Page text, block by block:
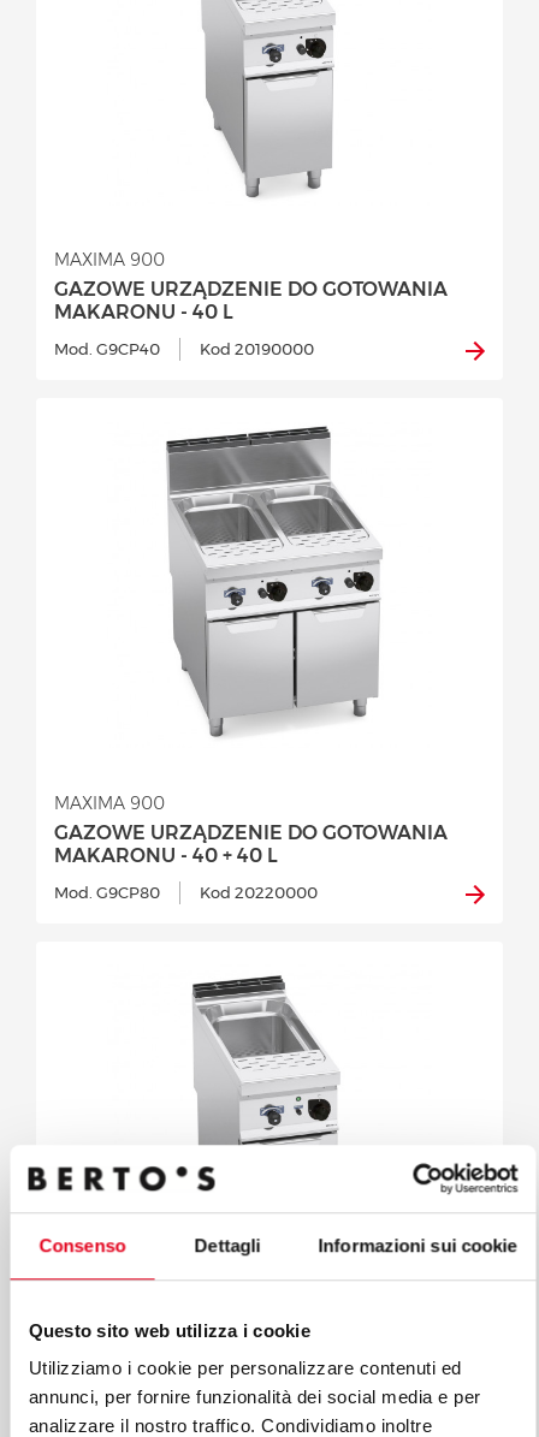
Consenso Dettagli Informazioni sui cookie
Questo sito web utilizza i cookie
Utilizziamo i cookie per personalizzare contenuti ed
annunci, per fornire funzionalità dei social media e per
analizzare il nostro traffico. Condividiamo inoltre
GAZOWE URZĄDZENIE DO GOTOWANIA
MAKARONU - 40 L
MAXIMA 900
Mod. G9CP40 Kod 20190000
GAZOWE URZĄDZENIE DO GOTOWANIA
MAKARONU - 40 + 40 L
MAXIMA 900
Mod. G9CP80 Kod 20220000
ELEKTRYCZNE URZĄDZENIE DO
GOTOWANIA MAKARONU - 40 L